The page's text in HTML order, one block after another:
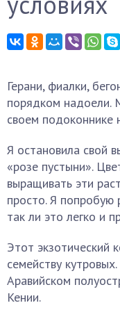
Герани, фиалки,
порядком надоели.
своем подоконнике
Я остановила свой
«розе пустыни».
выращивать эти
просто. Я попробую
так ли это легко и
Этот экзотический
семейству
Аравийском
Кении.